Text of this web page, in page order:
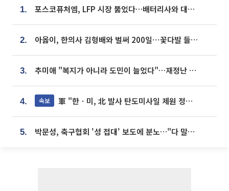
1. 포스코퓨처엠, LFP 시장 뚫었다…배터리사와 대규모 장기 공급 합의
2. 아옳이, 한의사 김형배와 벌써 200일⋯꽃다발 들고 "프러포즈 아냐"
3. 추미애 "복지가 아니라 도민이 늘었다"…재정난 책임론 정면돌파
4. 속보 軍 "한ㆍ미, 北 발사 탄도미사일 제원 정밀분석 중"
5. 박문성, 축구협회 '성 접대' 보도에 분노…"다 말아먹으려고 작정했나"